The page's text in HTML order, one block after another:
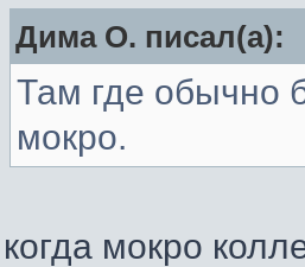
Дима О. писал(а):
Там где обычно
мокро.
когда мокро